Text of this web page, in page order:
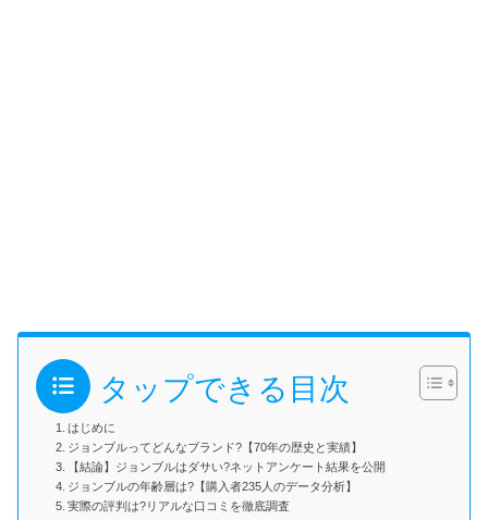
タップできる目次
はじめに
ジョンブルってどんなブランド?【70年の歴史と実績】
【結論】ジョンブルはダサい?ネットアンケート結果を公開
ジョンブルの年齢層は?【購入者235人のデータ分析】
実際の評判は?リアルな口コミを徹底調査